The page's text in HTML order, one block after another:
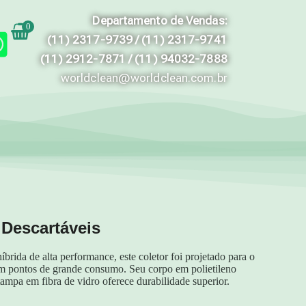
0
Departamento de Vendas:
(11) 2317-9739 / (11) 2317-9741
(11) 2912-7871 / (11) 94032-7888
worldclean@worldclean.com.br
de alta performance, este coletor foi projetado para o
pontos de grande consumo. Seu corpo em polietileno
em fibra de vidro oferece durabilidade superior.